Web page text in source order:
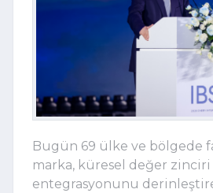
Bugün 69 ülke ve bölgede
marka, küresel değer zinciri
entegrasyonunu